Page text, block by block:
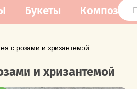
Букеты
с розами и хризантемой
и хризантемой